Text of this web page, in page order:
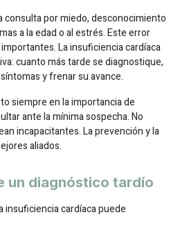
consulta por miedo, desconocimiento
a la edad o al estrés. Este error
La insuficiencia cardíaca
cuanto más tarde se diagnostique,
y frenar su avance.
siempre en la importancia de
ante la mínima sospecha. No
incapacitantes. La prevención y la
aliados.
un diagnóstico tardío
insuficiencia cardíaca puede